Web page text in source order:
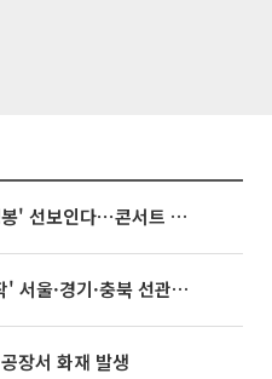
빅뱅, 20주년 기념 '새 뱅봉' 선보인다⋯콘서트 앞두고 팝업 개최
·충북 선관위 등 추가 압수수색
장서 화재 발생